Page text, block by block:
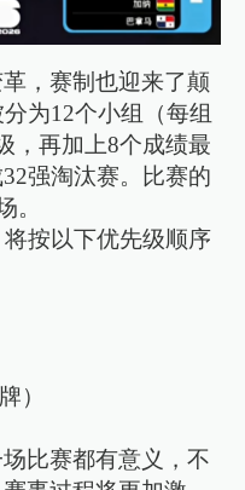
，赛制也迎来了颠
为12个小组（每组
，再加上8个成绩最
强淘汰赛。比赛的
。
按以下优先级顺序
）
比赛都有意义，不